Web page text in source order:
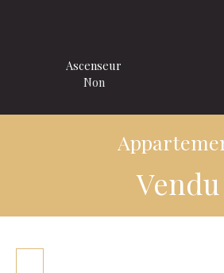
Ascenseur
Non
Vendu